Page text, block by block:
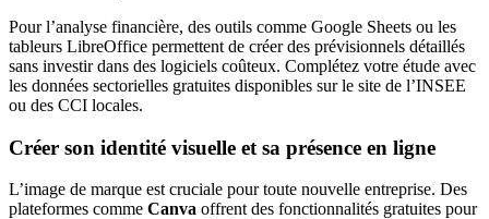
Pour l’analyse financière, des outils comme Google Sheets ou les
tableurs LibreOffice permettent de créer des prévisionnels détaillés
sans investir dans des logiciels coûteux. Complétez votre étude avec
les données sectorielles gratuites disponibles sur le site de l’INSEE
ou des CCI locales.
Créer son identité visuelle et sa présence en ligne
L’image de marque est cruciale pour toute nouvelle entreprise. Des
plateformes comme Canva offrent des fonctionnalités gratuites pour